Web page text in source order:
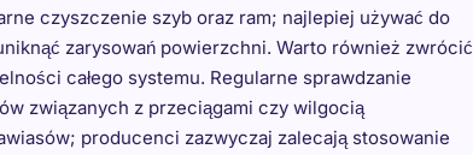
czyszczenie szyb oraz ram; najlepiej używać do
zarysowań powierzchni. Warto również zwrócić
całego systemu. Regularne sprawdzanie
związanych z przeciągami czy wilgocią
producenci zazwyczaj zalecają stosowanie